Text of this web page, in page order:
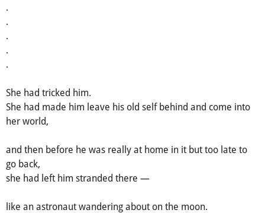
.
.
.
.
.
She had tricked him.
She had made him leave his old self behind and come into
her world,
and then before he was really at home in it but too late to
go back,
she had left him stranded there —
like an astronaut wandering about on the moon.